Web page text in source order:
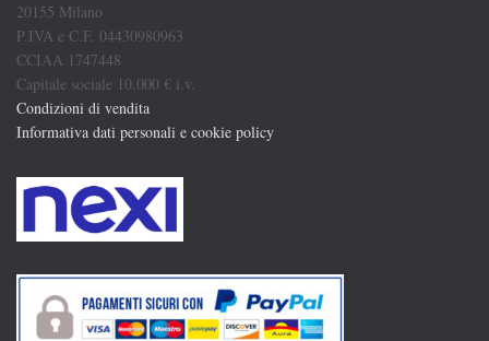
20155 Milano
P.IVA e C.F. 04430980963
CCIAA 1747448
Capitale sociale 10.000 € i.v.
Condizioni di vendita
Informativa dati personali e cookie policy